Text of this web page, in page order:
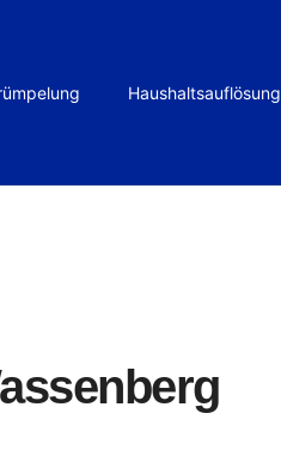
Haushaltsauflösung